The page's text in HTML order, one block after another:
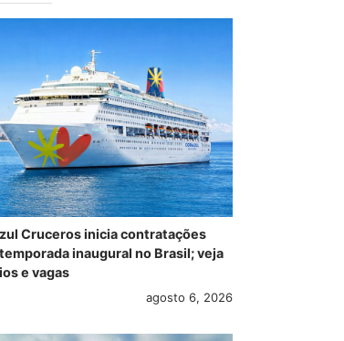
Cruceros inicia contratações
inaugural no Brasil; veja
e vagas
agosto 6, 2026